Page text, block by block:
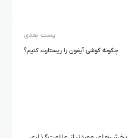
پست بعدی
چگونه گوشی آیفون را ریستارت کنیم؟